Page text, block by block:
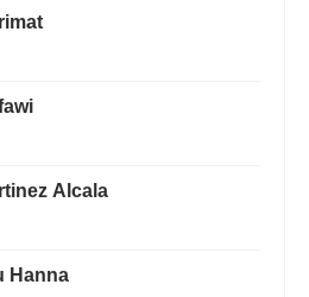
Alcala
Hanna